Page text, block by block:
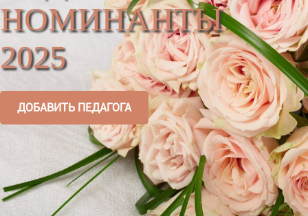
НОМИНАНТЫ
2025
ДОБАВИТЬ ПЕДАГОГА